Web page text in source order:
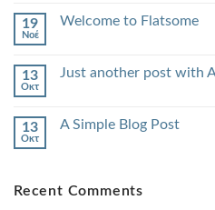
19
Νοέ
Welcome to Flatsome
13
Οκτ
Just another post with
13
Οκτ
A Simple Blog Post
Recent Comments